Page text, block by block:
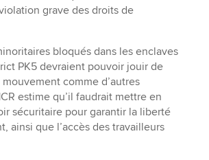
grave des droits de
bloqués dans les enclaves
PK5 devraient pouvoir jouir de
comme d’autres
estime qu’il faudrait mettre en
sécuritaire pour garantir la liberté
ainsi que l’accès des travailleurs